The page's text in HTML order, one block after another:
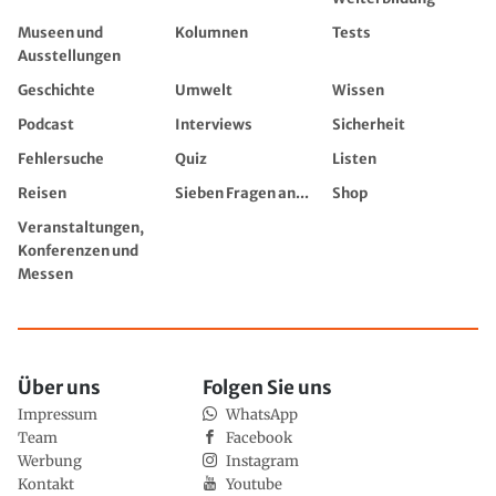
Museen und
Ausstellungen
Kolumnen Tests
Geschichte Umwelt
Wissen
Podcast
Interviews
Sicherheit
Fehlersuche
Quiz
Listen
Reisen
Sieben Fragen an...
Shop
Veranstaltungen,
Konferenzen und
Messen
Über uns
Impressum
Team
Werbung
Kontakt
Folgen Sie uns
WhatsApp
Facebook
Instagram
Youtube